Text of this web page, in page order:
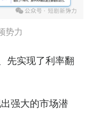
势力
先实现了利率翻
强大的市场潜